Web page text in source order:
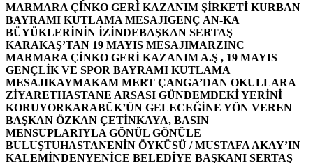
MARMARA ÇİNKO GERİ KAZANIM ŞİRKETİ KURBAN
BAYRAMI KUTLAMA MESAJIGENÇ AN-KA
BÜYÜKLERİNİN İZİNDEBAŞKAN SERTAŞ
KARAKAŞ’TAN 19 MAYIS MESAJIMARZINC
MARMARA ÇİNKO GERİ KAZANIM A.Ş , 19 MAYIS
GENÇLİK VE SPOR BAYRAMI KUTLAMA
MESAJIKAYMAKAM MERT ÇANGA’DAN OKULLARA
ZİYARETHASTANE ARSASI GÜNDEMDEKİ YERİNİ
KORUYORKARABÜK’ÜN GELECEĞİNE YÖN VEREN
BAŞKAN ÖZKAN ÇETİNKAYA, BASIN
MENSUPLARIYLA GÖNÜL GÖNÜLE
BULUŞTUHASTANENİN ÖYKÜSÜ / MUSTAFA AKAY’IN
KALEMİNDENYENİCE BELEDİYE BAŞKANI SERTAŞ